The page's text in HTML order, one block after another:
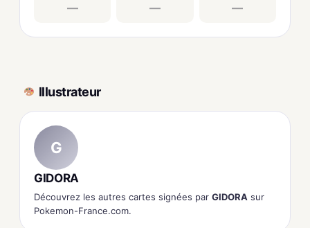
— — —
Illustrateur
G
GIDORA
Découvrez les autres cartes signées par GIDORA sur
Pokemon-France.com.